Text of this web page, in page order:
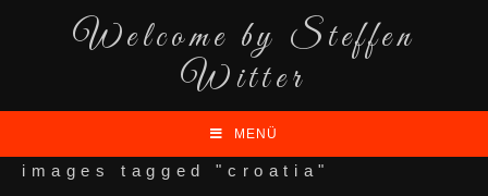
Welcome by Steffen
Witter
MENÜ
images tagged "croatia"